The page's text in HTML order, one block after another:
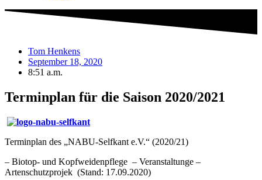
Tom Henkens
September 18, 2020
8:51 a.m.
Terminplan für die Saison 2020/2021
Terminplan des „NABU-Selfkant e.V.“ (2020/21)
– Biotop- und Kopfweidenpflege – Veranstaltunge –
Artenschutzprojek (Stand: 17.09.2020)